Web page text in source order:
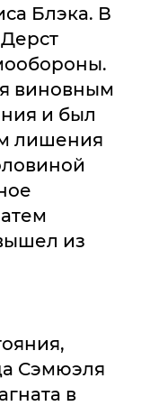
Блэка. В
виновным
и был
лишения
из
Сэмюэля
в